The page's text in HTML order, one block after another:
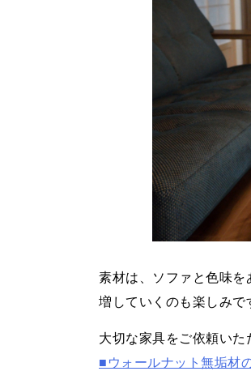
素材は、ソファと色味
増していくのも楽しみで
大切な家具をご依頼いた
■ウォールナット無垢材